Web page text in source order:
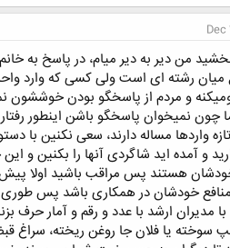
Dec
من دیر به دیر میام، در پاسخ
رشته ای است ولی کسی که وارد
و مردم از پاسخگو بودن خوششون
چون نمیخوان پاسخگو باشن اینطور
واردها مساله دارند، سعی نکنین با
و آمده اید شاگردی آنها را بکنین و
هستند پس مراقب باشید اولا
خودشان در همکاری باشد پس طوری
مدیران ارشد با عدد و رقم و آمار حرف
سوخته یا فلان جا روغن ریخته،